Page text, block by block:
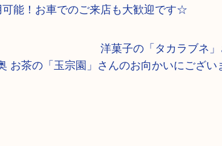
能！お車でのご来店も大歓迎です☆
かい 洋菓子の「タカラブネ」さ
玉宗園」さんのお向かいにございま